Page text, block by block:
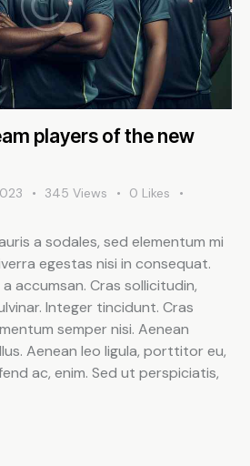
players of the new
345 Views 0 Likes
a sodales, sed elementum mi
egestas nisi in consequat.
accumsan. Cras sollicitudin,
Integer tincidunt. Cras
semper nisi. Aenean
Aenean leo ligula, porttitor eu,
ac, enim. Sed ut perspiciatis,